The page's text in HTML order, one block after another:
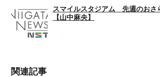
スマイルスタジアム 先週のお
【山中麻央】
関連記事